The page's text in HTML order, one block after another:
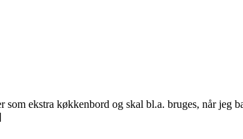
ekstra køkkenbord og skal bl.a. bruges, når jeg